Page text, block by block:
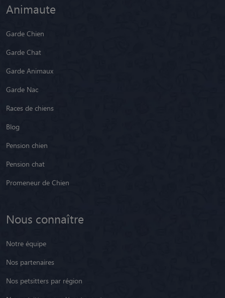
Animaute
Garde Chien
Garde Chat
Garde Animaux
Garde Nac
Races de chiens
Blog
Pension chien
Pension chat
Promeneur de Chien
Nous connaître
Notre équipe
Nos partenaires
Nos petsitters par région